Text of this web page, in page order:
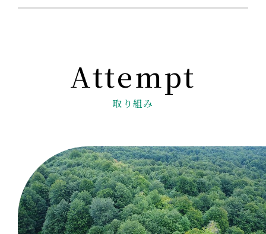
取り組み